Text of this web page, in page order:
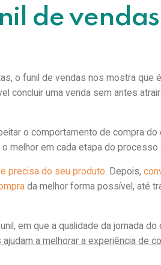
de
o funil de vendas nos mostra que
concluir uma venda sem antes
o comportamento de compra do
melhor em cada etapa do processo
precisa do seu produto. Depois,
da melhor forma possível, até
em que a qualidade da jornada do
a melhorar a experiência de